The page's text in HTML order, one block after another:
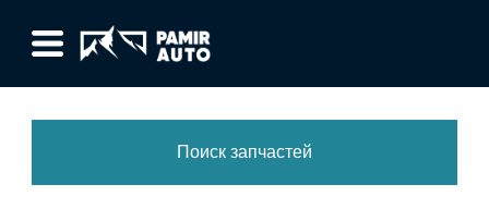
Поиск запчастей